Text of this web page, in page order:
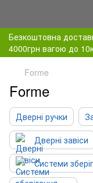
Безкоштовна
4000грн вагою до
Forme
Forme
Дверні ручки
Дверні завіси
Системи